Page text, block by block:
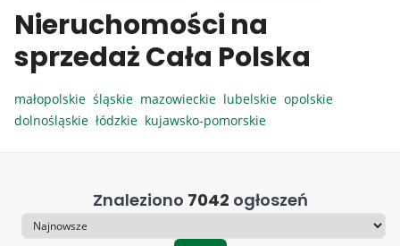
Nieruchomości na
sprzedaż Cała Polska
małopolskie śląskie mazowieckie lubelskie opolskie
dolnośląskie łódzkie kujawsko-pomorskie
Znaleziono 7042 ogłoszeń
Sortowanie